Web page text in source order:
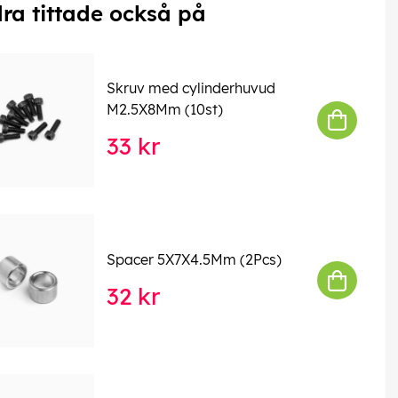
tittade också på
Skruv med cylinderhuvud
M2.5X8Mm (10st)
33 kr
Spacer 5X7X4.5Mm (2Pcs)
32 kr